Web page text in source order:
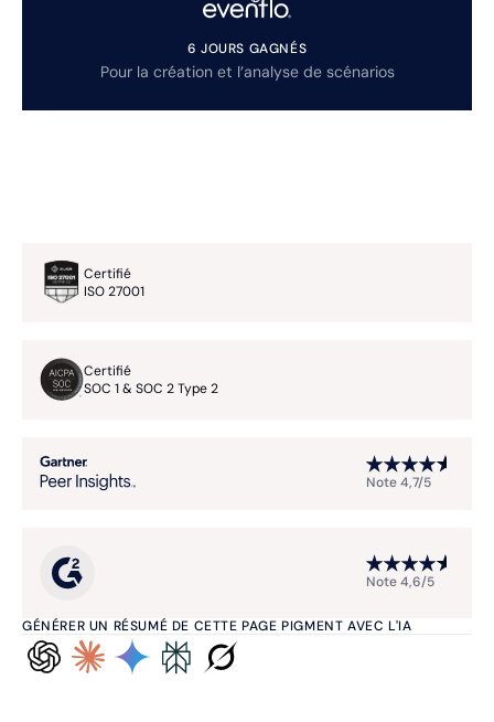
6 JOURS GAGNÉS
Pour la création et l’analyse de scénarios
GÉNÉRER UN RÉSUMÉ DE CETTE PAGE PIGMENT AVEC L'IA
Certifié
ISO 27001
Certifié
SOC 1 & SOC 2 Type 2
Note 4,7/5
Note 4,6/5